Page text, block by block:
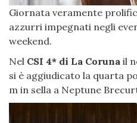
Giornata veramente
azzurri impegnati negli
weekend.
Nel CSI 4* di La Coruna il
si è aggiudicato la quarta
m in sella a Neptune